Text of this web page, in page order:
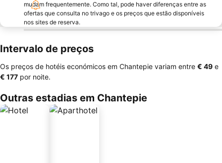
mudam frequentemente. Como tal, pode haver diferenças entre as
ofertas que consulta no trivago e os preços que estão disponíveis
nos sites de reserva.
Intervalo de preços
Os preços de hotéis económicos em Chantepie variam entre ‎€ 49 e
‎€ 177 por noite.
Outras estadias em Chantepie